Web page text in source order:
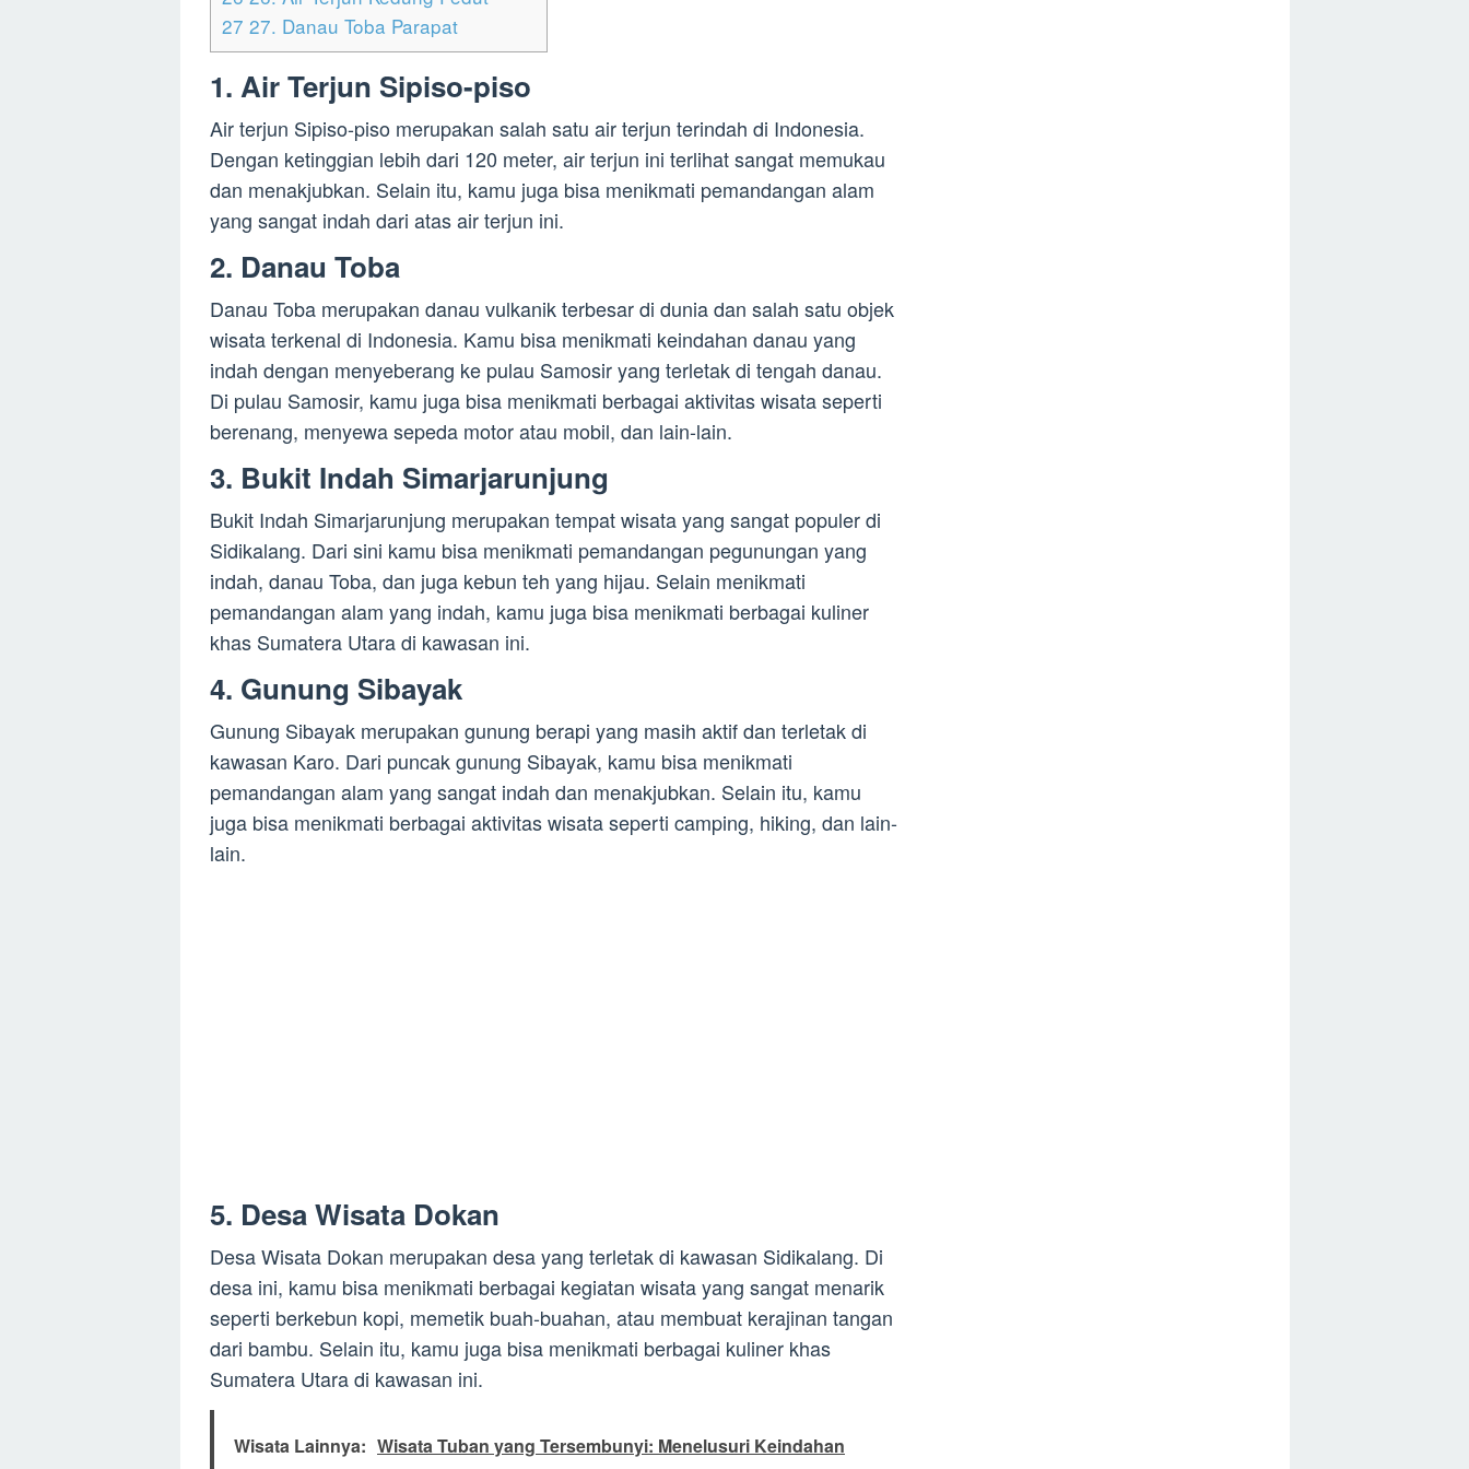
27 27. Danau Toba Parapat
1. Air Terjun Sipiso-piso
Air terjun Sipiso-piso merupakan salah satu air terjun terindah di Indonesia.
Dengan ketinggian lebih dari 120 meter, air terjun ini terlihat sangat memukau
dan menakjubkan. Selain itu, kamu juga bisa menikmati pemandangan alam
yang sangat indah dari atas air terjun ini.
2. Danau Toba
Danau Toba merupakan danau vulkanik terbesar di dunia dan salah satu objek
wisata terkenal di Indonesia. Kamu bisa menikmati keindahan danau yang
indah dengan menyeberang ke pulau Samosir yang terletak di tengah danau.
Di pulau Samosir, kamu juga bisa menikmati berbagai aktivitas wisata seperti
berenang, menyewa sepeda motor atau mobil, dan lain-lain.
3. Bukit Indah Simarjarunjung
Bukit Indah Simarjarunjung merupakan tempat wisata yang sangat populer di
Sidikalang. Dari sini kamu bisa menikmati pemandangan pegunungan yang
indah, danau Toba, dan juga kebun teh yang hijau. Selain menikmati
pemandangan alam yang indah, kamu juga bisa menikmati berbagai kuliner
khas Sumatera Utara di kawasan ini.
4. Gunung Sibayak
Gunung Sibayak merupakan gunung berapi yang masih aktif dan terletak di
kawasan Karo. Dari puncak gunung Sibayak, kamu bisa menikmati
pemandangan alam yang sangat indah dan menakjubkan. Selain itu, kamu
juga bisa menikmati berbagai aktivitas wisata seperti camping, hiking, dan lain-
lain.
5. Desa Wisata Dokan
Desa Wisata Dokan merupakan desa yang terletak di kawasan Sidikalang. Di
desa ini, kamu bisa menikmati berbagai kegiatan wisata yang sangat menarik
seperti berkebun kopi, memetik buah-buahan, atau membuat kerajinan tangan
dari bambu. Selain itu, kamu juga bisa menikmati berbagai kuliner khas
Sumatera Utara di kawasan ini.
Wisata Lainnya: Wisata Tuban yang Tersembunyi: Menelusuri Keindahan